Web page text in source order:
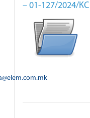
– 01-127/2024/КС